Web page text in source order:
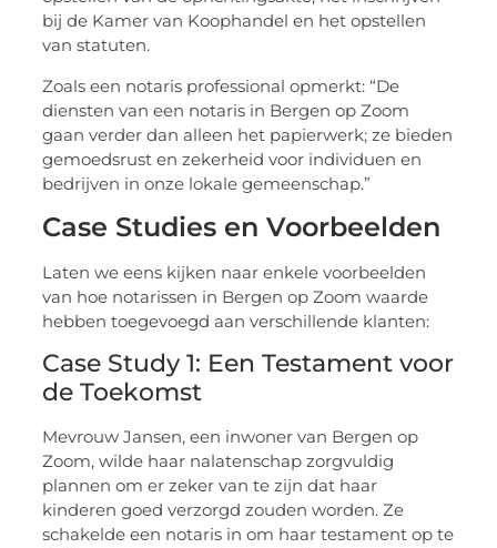
bij de Kamer van Koophandel en het opstellen
van statuten.
Zoals een notaris professional opmerkt: “De
diensten van een notaris in Bergen op Zoom
gaan verder dan alleen het papierwerk; ze bieden
gemoedsrust en zekerheid voor individuen en
bedrijven in onze lokale gemeenschap.”
Case Studies en Voorbeelden
Laten we eens kijken naar enkele voorbeelden
van hoe notarissen in Bergen op Zoom waarde
hebben toegevoegd aan verschillende klanten:
Case Study 1: Een Testament voor
de Toekomst
Mevrouw Jansen, een inwoner van Bergen op
Zoom, wilde haar nalatenschap zorgvuldig
plannen om er zeker van te zijn dat haar
kinderen goed verzorgd zouden worden. Ze
schakelde een notaris in om haar testament op te